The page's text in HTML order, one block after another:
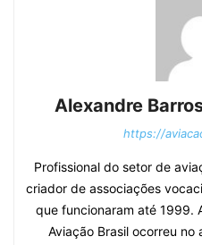
Alexandre
https://
Profissional do setor de
criador de associações
que funcionaram até 1999.
Aviação Brasil ocorreu